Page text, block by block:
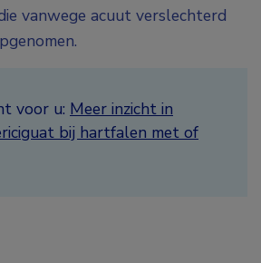
vanwege acuut verslechterd
voor u: Meer inzicht in
bij hartfalen met of